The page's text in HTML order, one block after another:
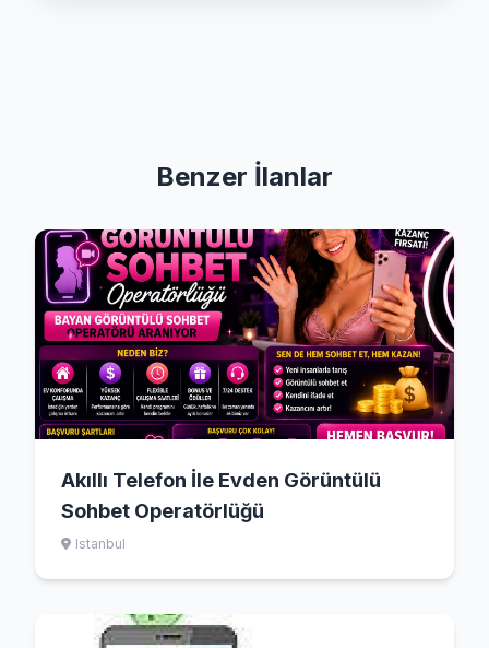
Benzer İlanlar
Akıllı Telefon İle Evden Görüntülü
Sohbet Operatörlüğü
Istanbul